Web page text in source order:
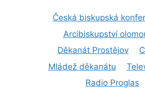
Česká biskupská
Arcibiskupství
Děkanát Prostějov
Mládež děkanátu
Radio Proglas